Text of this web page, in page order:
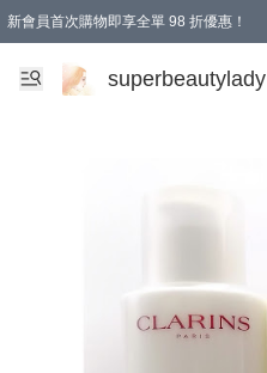
新會員首次購物即享全單 98 折優惠！
會員折扣優惠
superbeautylady